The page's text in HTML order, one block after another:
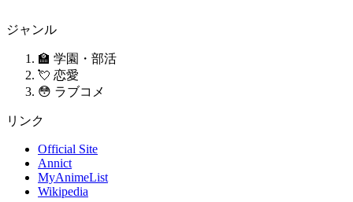
ジャンル
🏫 学園・部活
💘 恋愛
😳 ラブコメ
リンク
Official Site
Annict
MyAnimeList
Wikipedia